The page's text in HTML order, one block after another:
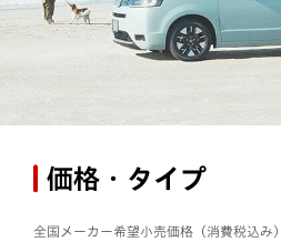
価格・タイプ
全国メーカー希望小売価格（消費税込み）